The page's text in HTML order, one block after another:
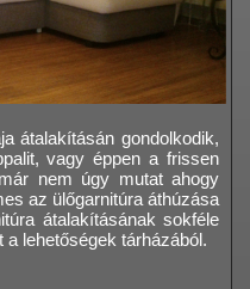
átalakításán gondolkodik,
vagy éppen a frissen
nem úgy mutat ahogy
az ülőgarnitúra áthúzása
átalakításának sokféle
lehetőségek tárházából.